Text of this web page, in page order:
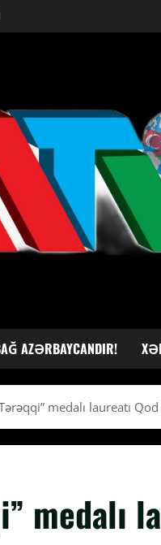
AZƏRBAYCANDIR!
medalı laureatı
medalı